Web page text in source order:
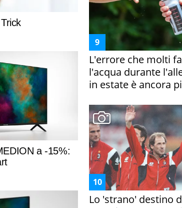
L'errore che molti
l'acqua durante
in estate è ancora
Lo 'strano' destino